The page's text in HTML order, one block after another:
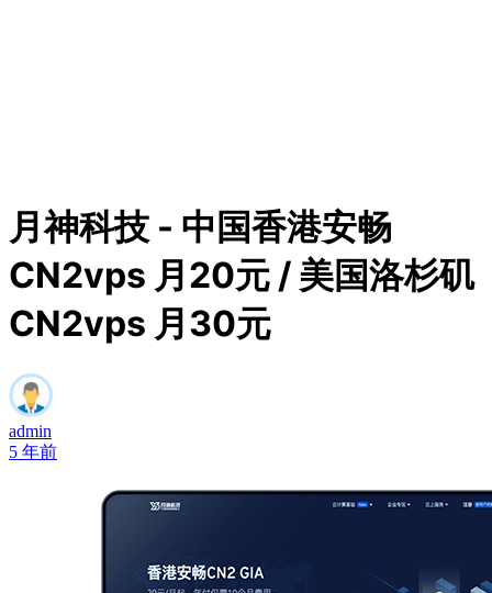
月神科技 - 中国香港安畅
CN2vps 月20元 / 美国洛杉矶
CN2vps 月30元
admin
5 年前